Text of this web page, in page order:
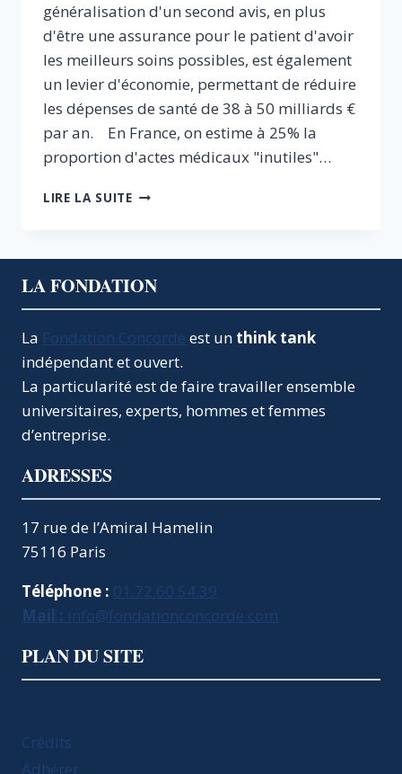
généralisation d'un second avis, en plus
d'être une assurance pour le patient d'avoir
les meilleurs soins possibles, est également
un levier d'économie, permettant de réduire
les dépenses de santé de 38 à 50 milliards €
par an. En France, on estime à 25% la
proportion d'actes médicaux "inutiles"…
LIRE LA SUITEPERTINENCE
LEVIER
POUR
SYSTÈME
MÉDICAL
PLUS
ET
LA FONDATION
La Fondation Concorde est un think tank
indépendant et ouvert.
La particularité est de faire travailler ensemble
universitaires, experts, hommes et femmes
d’entreprise.
ADRESSES
17 rue de l’Amiral Hamelin
75116 Paris
Téléphone : 01.72.60.54.39
Mail : info@fondationconcorde.com
PLAN DU SITE
Crédits
Adhérer